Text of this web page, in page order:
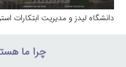
دانشگاه لیدز و مدیریت ابتکارات
چرا ما